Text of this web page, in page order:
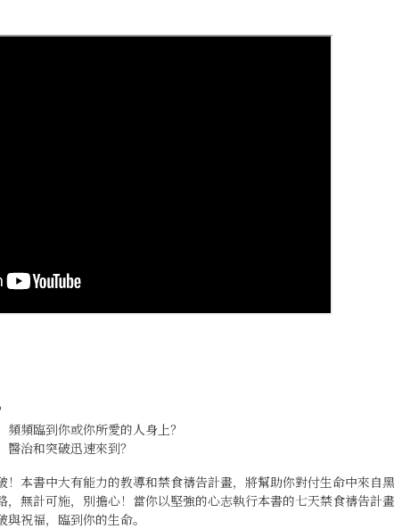
頻臨到你或你所愛的人身上？
治和突破迅速來到？
本書中大有能力的教導和禁食禱告計畫，將幫助你對付生命中來自黑
，無計可施，別擔心！當你以堅強的心志執行本書的七天禁食禱告計
祝福，臨到你的生命。